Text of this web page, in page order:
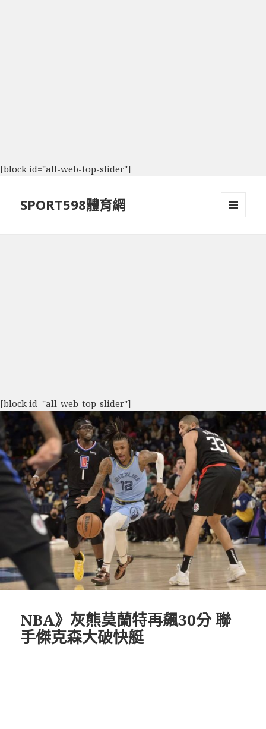
[block id="all-web-top-slider"]
SPORT598體育網
[block id="all-web-top-slider"]
NBA》灰熊莫蘭特再飆30分 聯
手傑克森大破快艇